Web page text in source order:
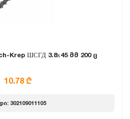
Krep ШСГД 3.8х45 მმ 200 ც
10.78 ₾
302109011105